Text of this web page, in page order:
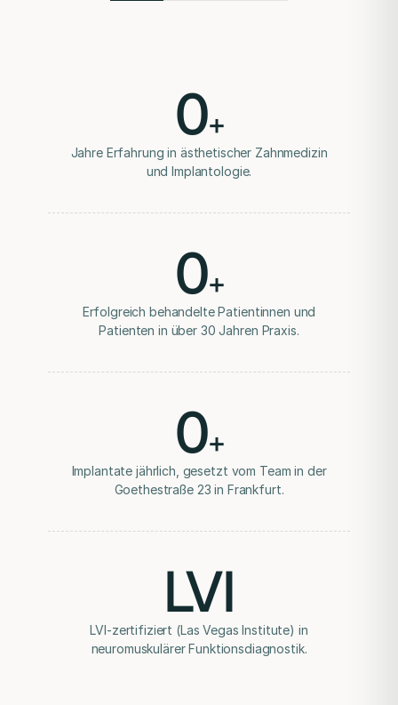
Erkrankungen des Zahnhalteapparats werden
diagnostiziert und behandelt.
Wurzelkanalbehandlungen werden nach Diagnose und
Mock-up
Eine vorläufige Ansicht kann Form und Proportionen
0+
Jahre Erfahrung in ästhetischer Zahnmedizin
und Implantologie.
0+
Erfolgreich behandelte Patientinnen und
Patienten in über 30 Jahren Praxis.
0+
Implantate jährlich, gesetzt vom Team in der
Goethestraße 23 in Frankfurt.
LVI
LVI-zertifiziert (Las Vegas Institute) in
neuromuskulärer Funktionsdiagnostik.